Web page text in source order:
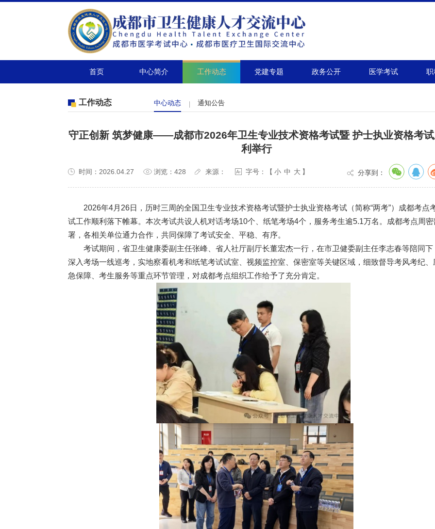
首页 中心简介 工作动态 党建专题 政务公开 医学考试 职
工作动态 中心动态 通知公告
守正创新 筑梦健康——成都市2026年卫生专业技术资格考试暨 护士执业资格考
利举行
时间：2026.04.27 浏览：428 来源： 字号：【 小 中 大 】 分享到：
2026年4月26日，历时三周的全国卫生专业技术资格考试暨护士执业资格考试（简称“两考”）成都考点
试工作顺利落下帷幕。本次考试共设人机对话考场10个、纸笔考场4个，服务考生逾5.1万名。成都考点周密
署，各相关单位通力合作，共同保障了考试安全、平稳、有序。
考试期间，省卫生健康委副主任张峰、省人社厅副厅长董宏杰一行，在市卫健委副主任李志春等陪同下
深入考场一线巡考，实地察看机考和纸笔考试试室、视频监控室、保密室等关键区域，细致督导考风考纪、
急保障、考生服务等重点环节管理，对成都考点组织工作给予了充分肯定。
成都市卫健系统管理干部能力提升
筑牢安全防线 护航平稳发展——市卫
健人才中心组织开展2026年上半年安
全生产形势分析研判及专项培训应急演
2026.07.21
锚定“国考”导向 赋能绩效提升 ——公
办
2026.07.10
数智赋能卫健发展 实干锻造管理精兵
——成都市卫健系统管理干